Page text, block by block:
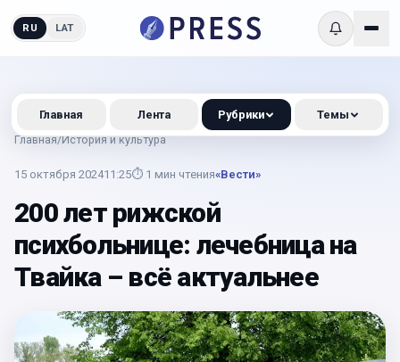
RU LAT
Главная/История и культура
15 октября 202411:25⏱ 1 мин чтения«Вести»
200 лет рижской
психбольнице: лечебница на
Твайка – всё актуальнее
Главная Лента Рубрики Темы